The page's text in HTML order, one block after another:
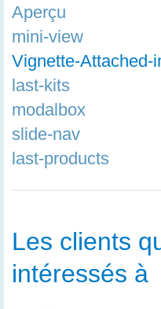
Aperçu
mini-view
Vignette-Attached-
last-kits
modalbox
slide-nav
last-products
Les clients
intéressés à